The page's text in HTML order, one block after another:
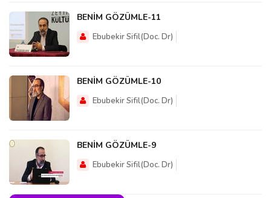
BENİM GÖZÜMLE-11
Ebubekir Sifil(Doc. Dr)
BENİM GÖZÜMLE-10
Ebubekir Sifil(Doc. Dr)
BENİM GÖZÜMLE-9
Ebubekir Sifil(Doc. Dr)